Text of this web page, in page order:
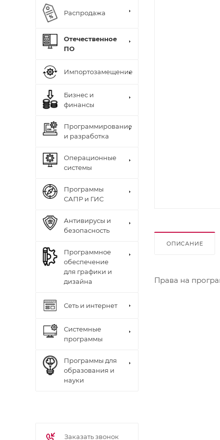
ОПИСАНИЕ
Права на
Распродажа
Отечественное
ПО
Импортозамещение
Бизнес и
финансы
Программирование
и разработка
Операционные
системы
Программы
САПР и ГИС
Антивирусы и
безопасность
Программное
обеспечение
для графики и
дизайна
Сеть и интернет
Системные
программы
Программы для
образования и
науки
Заказать звонок